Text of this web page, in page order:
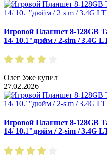
Игровой Планшет 8-128GB
14/ 10.1"дюйм / 2-sim / 3.4G
Олег Уже купил
27.02.2026
Игровой Планшет 8-128GB
14/ 10.1"дюйм / 2-sim / 3.4G